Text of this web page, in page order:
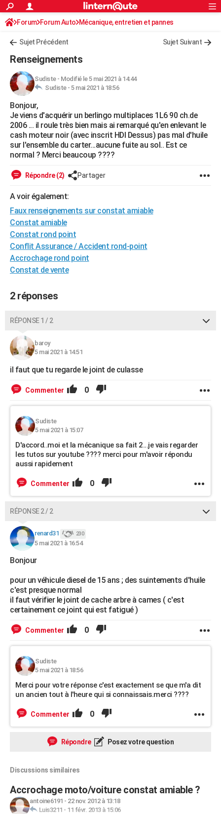
ACTUALITÉS
Politique
Société
Faits Divers
Education
Monde
Villes
+
FINANCE
Retraite
Impôts
Epargne
Immobilier
Risques naturels par ville
Banque
Assurance
Crédit
AUTO
Essais
Réserver un essai
Citadines
Berlines
SUV
Forum auto
+HIGH-TECH
Mobiles
Meilleur smartphone
Internet
Ordinateurs
Jeux vidéo
Guide high-tech
+BRICOLAGE
Forum
Aménagement intérieur
Extérieur
Cuisine
Salle de bains
Jardinage
Rangement
WEEK-END
Guides de France
Escapades
Patrimoine
Expositions
Musées
Week-end nature
LIFESTYLE
SANTE
Alimentation
Guide de la santé
Maladies
Médicaments
Sommeil
VOYAGE
Destinations
City break
Voyage nature
Voyage de noces
Forum
Climat
+PHOTO
GUIDES D'ACHAT
BONS PLANS
CARTE DE VOEUX
COPAINS D'AVANT
S'inscrire
Se connecter
Lycées
Collèges
Primaires
Universités
Entreprises
Service militaire
Avis de recherche
AVIS DE DÉCÈS
FORUM
Rechercher
S'inscrire
Connexion
Forum Forum Auto Mécanique, entretien et pannes
Sujet Précédent Sujet Suivant
Renseignements
Sudiste- Modifié le 5 mai 2021 à 14:44
Sudiste - 5 mai 2021 à 18:56
Bonjour,
Je viens d'acquérir un berlingo multiplaces 1L6 90 ch.de
2006 ... il roule très bien mais ai remarqué qu'en enlevant le
cash moteur noir (avec inscrit HDI Dessus) pas mal d'huile
sur l'ensemble du carter...aucune fuite au sol.. Est ce
normal ? Merci beaucoup ????
Répondre (2) Partager
A voir également:
Faux renseignements sur constat amiable
Constat amiable
Constat rond point
Conflit Assurance / Accident rond-point
Accrochage rond point
Constat de vente
2 réponses
RÉPONSE 1 / 2
baroy
5 mai 2021 à 14:51
il faut que tu regarde le joint de culasse
Commenter 0
Sudiste
5 mai 2021 à 15:07
D'accord..moi et la mécanique sa fait 2...je vais regarder
les tutos sur youtube ???? merci pour m'avoir répondu
aussi rapidement
Commenter 0
RÉPONSE 2 / 2
renard31 230
5 mai 2021 à 16:54
Bonjour
pour un véhicule diesel de 15 ans ; des suintements d'huile
c'est presque normal
il faut vérifier le joint de cache arbre à cames ( c'est
certainement ce joint qui est fatigué )
Commenter 0
Sudiste
5 mai 2021 à 18:56
Merci pour votre réponse c'est exactement se que m'a dit
un ancien tout à l'heure qui si connaissais.merci ????
Commenter 0
Répondre Posez votre question
Discussions similaires
Accrochage moto/voiture constat amiable ?
antoine6191 - 22 nov. 2012 à 13:18
Luis3211 - 11 févr. 2013 à 15:06